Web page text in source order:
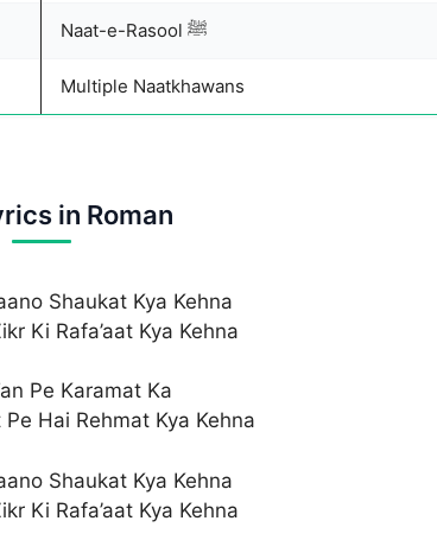
Naat-e-Rasool ﷺ
Multiple Naatkhawans
in Roman
Shaukat Kya Kehna
Ki Rafa’aat Kya Kehna
Pe Karamat Ka
Hai Rehmat Kya Kehna
Shaukat Kya Kehna
Ki Rafa’aat Kya Kehna